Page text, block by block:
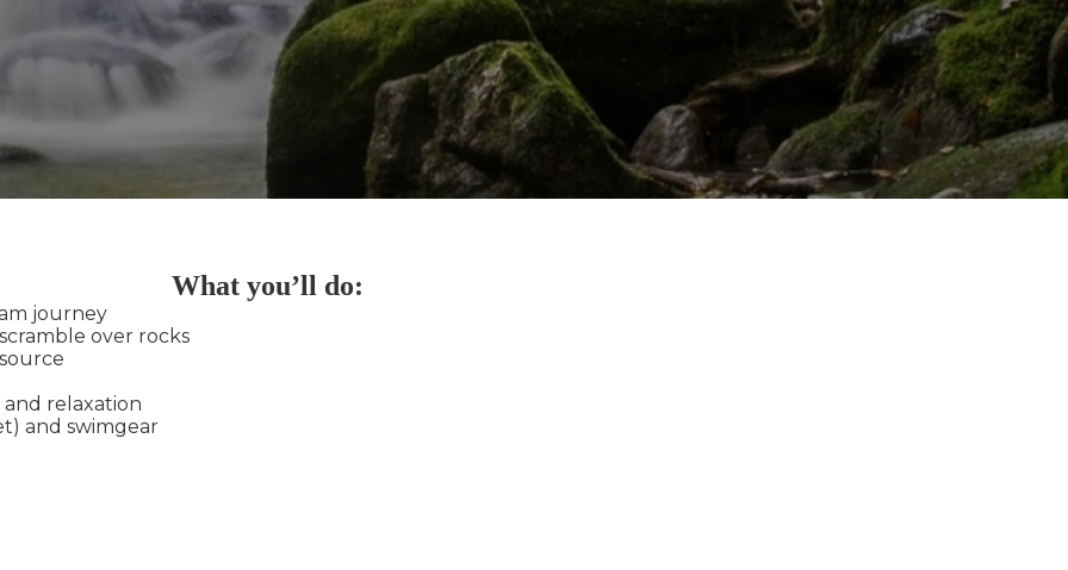
What you’ll do:
journey
over rocks
relaxation
and swimgear